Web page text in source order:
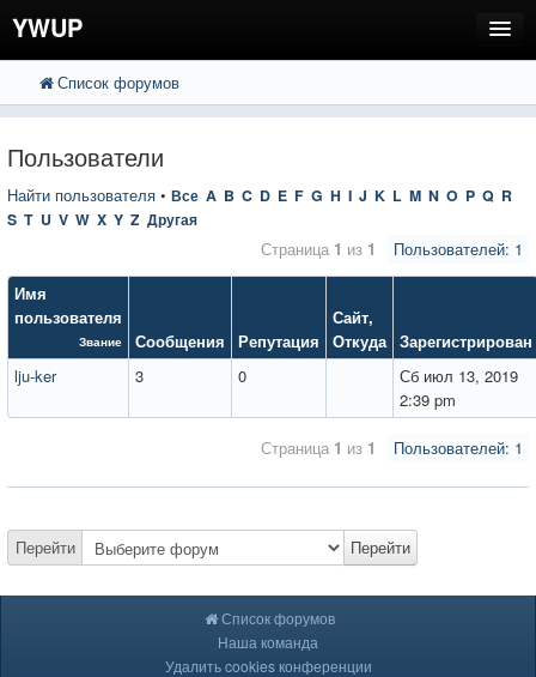
YWUP
FAQ
Вход
Список форумов
Пользователи
Найти пользователя • Все A B C D E F G H I J K L M N O P Q R
S T U V W X Y Z Другая
Пользователей: 1
Страница 1 из 1
Имя
пользователя
Звание Сообщения Репутация
Сайт,
Откуда Зарегистрирован
lju-ker
3 0
Сб июл 13, 2019
2:39 pm
Пользователей: 1
Страница 1 из 1
Перейти Перейти
Список форумов
Наша команда
Удалить cookies конференции